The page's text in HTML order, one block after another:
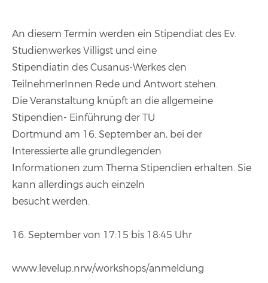
An diesem Termin werden ein Stipendiat des Ev.
Studienwerkes Villigst und eine
Stipendiatin des Cusanus-Werkes den
TeilnehmerInnen Rede und Antwort stehen.
Die Veranstaltung knüpft an die allgemeine
Stipendien- Einführung der TU
Dortmund am 16. September an, bei der
Interessierte alle grundlegenden
Informationen zum Thema Stipendien erhalten. Sie
kann allerdings auch einzeln
besucht werden.
16. September von 17:15 bis 18:45 Uhr
www.levelup.nrw/workshops/anmeldung